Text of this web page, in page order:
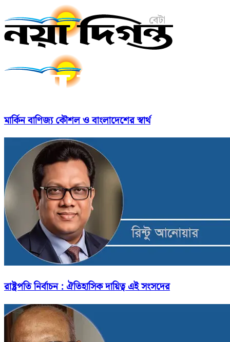
মার্কিন বাণিজ্য কৌশল ও বাংলাদেশের স্বার্থ
রাষ্ট্রপতি নির্বাচন : ঐতিহাসিক দায়িত্ব এই সংসদের